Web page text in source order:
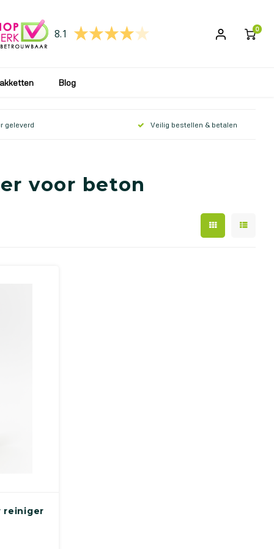
8.1 0
Blog
geleverd Veilig bestellen & betalen
voor beton
reiniger